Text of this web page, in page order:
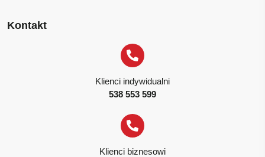
Kontakt
Klienci indywidualni
538 553 599
Klienci biznesowi